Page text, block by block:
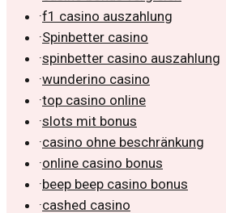
·f1 casino auszahlung
·Spinbetter casino
·spinbetter casino auszahlung
·wunderino casino
·top casino online
·slots mit bonus
·casino ohne beschränkung
·online casino bonus
·beep beep casino bonus
·cashed casino